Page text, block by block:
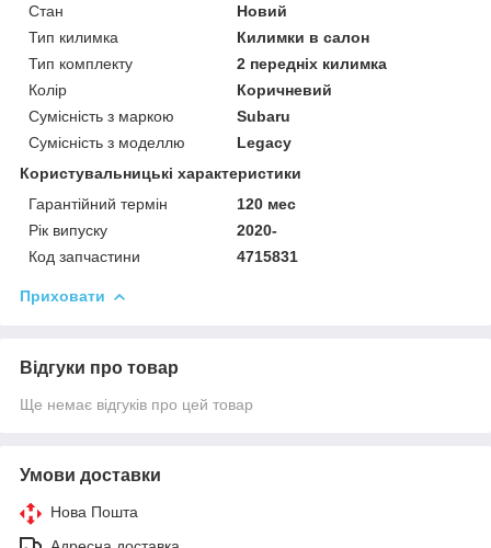
Стан
Новий
Тип килимка
Килимки в салон
Тип комплекту
2 передніх килимка
Колір
Коричневий
Сумісність з маркою
Subaru
Сумісність з моделлю
Legacy
Користувальницькі характеристики
Гарантійний термін
120 мес
Рік випуску
2020-
Код запчастини
4715831
Приховати
Відгуки про товар
Ще немає відгуків про цей товар
Умови доставки
Нова Пошта